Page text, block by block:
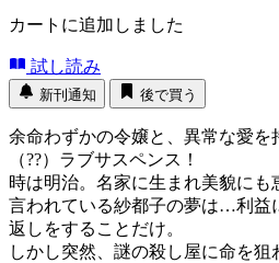
カートに追加しました
試し読み
新刊通知 後で買う
余命わずかの令嬢と、異常な愛を
（??）ラブサスペンス！
時は明治。名家に生まれ美貌にも
言われている紗都子の夢は…利益
返しをすることだけ。
しかし突然、謎の殺し屋に命を